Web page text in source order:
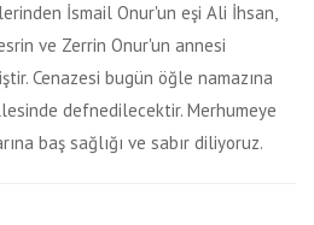
İsmail Onur'un eşi Ali İhsan,
ve Zerrin Onur'un annesi
Cenazesi bugün öğle namazına
defnedilecektir. Merhumeye
baş sağlığı ve sabır diliyoruz.